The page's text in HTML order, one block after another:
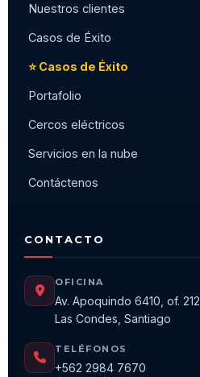
Nuestros clientes
Casos de Éxito
⭐ Casos de Éxito
Portafolio
Cercos eléctricos
Servicios en la nube
Contáctenos
CONTACTO
OFICINA
Av. Apoquindo 6410, of. 212
Las Condes, Santiago
TELÉFONOS
+562 2984 7670